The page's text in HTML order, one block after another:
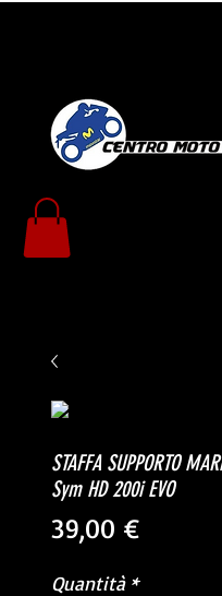
STAFFA SUPPORTO
Sym HD 200i EVO
39,00 €Prezzo
Quantità *